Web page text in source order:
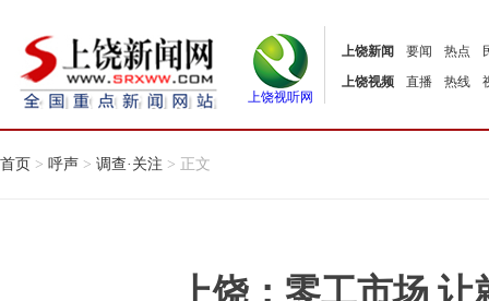
上饶视听网
上饶新闻 要闻 热点
上饶视频
直播 热线
首页 > 呼声 > 调查·关注 > 正文
上饶：零工市场 让